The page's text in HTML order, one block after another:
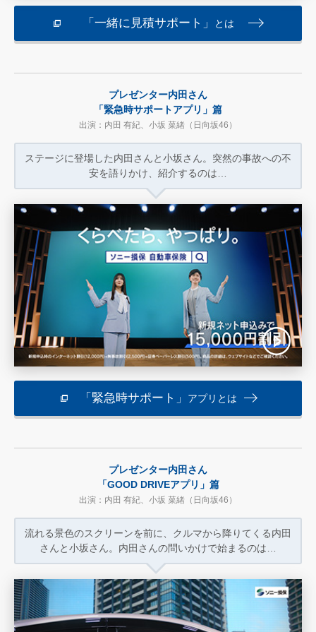
「一緒に見積サポート」 とは
プレゼンター内田さん
「緊急時サポートアプリ」篇
出演：内田 有紀、小坂 菜緒（日向坂46）
ステージに登場した内田さんと小坂さん。 突然の事故への不
安を語りかけ、 紹介するのは…
「緊急時サポート」 アプリとは
プレゼンター内田さん
「GOOD DRIVEアプリ」篇
出演：内田 有紀、小坂 菜緒（日向坂46）
流れる景色のスクリーンを前に、 クルマから降りてくる内田
さんと小坂さん。 内田さんの問いかけで始まるのは…